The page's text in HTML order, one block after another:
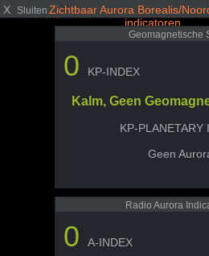
X Sluiten Zichtbaar Aurora Borealis/
indicatoren
Geomagnetische
0 KP-INDEX
Kalm, Geen
KP-PLANETARY
Geen
Radio Aurora
0 A-INDEX